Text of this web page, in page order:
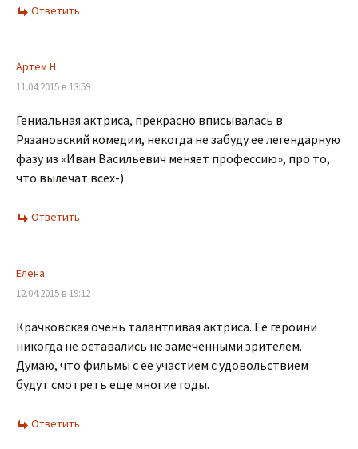
Ответить
Артем Н
11.04.2015 в 13:59
Гениальная актриса, прекрасно вписывалась в
Рязановский комедии, некогда не забуду ее легендарную
фазу из «Иван Васильевич меняет профессию», про то,
что вылечат всех-)
Ответить
Елена
12.04.2015 в 19:12
Крачковская очень талантливая актриса. Ее героини
никогда не оставались не замеченными зрителем.
Думаю, что фильмы с ее участием с удовольствием
будут смотреть еще многие годы.
Ответить